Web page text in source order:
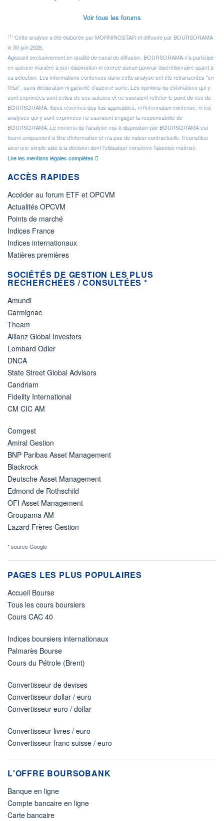
Voir tous les forums
(1) Cette analyse a été élaborée par MORNINGSTAR et diffusée par BOURSORAMA
le 30 juin 2026.
Agissant exclusivement en qualité de canal de diffusion, BOURSORAMA n'a participé
en aucune manière à son élaboration ni exercé aucun pouvoir discrétionnaire quant à
sa sélection. Les informations contenues dans cette analyse ont été retranscrites "en
l'état", sans déclaration ni garantie d'aucune sorte. Les opinions ou estimations qui y
sont exprimées sont celles de ses auteurs et ne sauraient refléter le point de vue de
BOURSORAMA. Sous réserves des lois applicables, ni l'information contenue, ni les
analyses qui y sont exprimées ne sauraient engager la responsabilité de
BOURSORAMA. Le contenu de l'analyse mis à disposition par BOURSORAMA est
fourni uniquement à titre d'information et n'a pas de valeur contractuelle. Il constitue
ainsi une simple aide à la décision dont l'utilisateur conserve l'absolue maîtrise.
Lire les mentions légales complètes
ACCÈS RAPIDES
Accéder au forum ETF et OPCVM
Actualités OPCVM
Points de marché
Indices France
Indices internationaux
Matières premières
SOCIÉTÉS DE GESTION LES PLUS
RECHERCHÉES / CONSULTÉES *
Amundi
Carmignac
Theam
Allianz Global Investors
Lombard Odier
DNCA
State Street Global Advisors
Candriam
Fidelity International
CM CIC AM
Comgest
Amiral Gestion
BNP Paribas Asset Management
Blackrock
Deutsche Asset Management
Edmond de Rothschild
OFI Asset Management
Groupama AM
Lazard Frères Gestion
* source Google
PAGES LES PLUS POPULAIRES
Accueil Bourse
Tous les cours boursiers
Cours CAC 40
Indices boursiers internationaux
Palmarès Bourse
Cours du Pétrole (Brent)
Convertisseur de devises
Convertisseur dollar / euro
Convertisseur euro / dollar
Convertisseur livres / euro
Convertisseur franc suisse / euro
L'OFFRE BOURSOBANK
Banque en ligne
Compte bancaire en ligne
Carte bancaire